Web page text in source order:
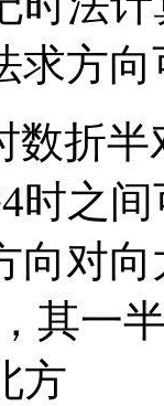
求方
数折
时之
向对
其一
方